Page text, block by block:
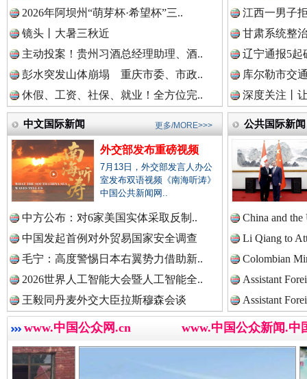
中国法制新闻网.
中国法治新闻网.
中国法院新闻网.
中国检察新闻网.
中国医药新闻网.
中国企业新闻网.
巳巳如意，开工大吉！ 三轮上
“后车司机肯定在骂我” 全民健
2026年阿坝州“萌芽杯·希望杯”三..
镜头丨大暑三秋近
主动投案！贵州习酒总经理助理、酒..
彭水突发山体崩塌 重庆市委、市政..
休假、工资、社保、就业！全方位完..
江西一男子
甘肃系统整
辽宁通报5起
库尔勒市交
深度关注丨
中文国际新闻
外交部发布重磅视频
7月13日，外交部发言人办公
室发布双语视频《南海听涛》
中国公共新闻网..
中方公布：对6家美国实体采取反制..
中国发起首例对外贸易国家安全调查
毛宁：高度警惕日本右翼势力借助新..
2026世界人工智能大会暨人工智能全..
王毅同丹麦外交大臣拉斯穆森会谈
更多/MORE>>> 公共国际新闻
China and
Li Qiang to
Colombian
Assistant
Assistant
www.中国公众网.cn www.中国公众新闻.中